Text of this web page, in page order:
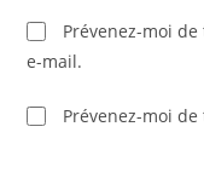
Prévenez-moi
e-mail.
Prévenez-moi